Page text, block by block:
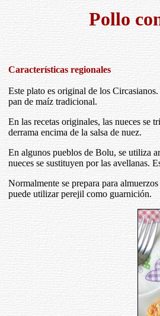
Pollo
Características regionales
Este plato es original de los
pan de maíz tradicional.
En las recetas originales, las nueces se
derrama encima de la salsa de nuez.
En algunos pueblos de Bolu, se utiliza
nueces se sustituyen por las avellanas.
Normalmente se prepara para
puede utilizar perejil como guarnición.